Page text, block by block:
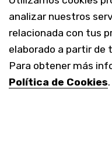
analizar nuestros
relacionada con tus
elaborado a partir de
Para obtener más
Política de Cookies.